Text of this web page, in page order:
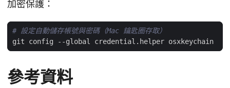
加密保護：
# 設定自動儲存帳號與密碼（Mac 鑰匙圈存取）
參考資料